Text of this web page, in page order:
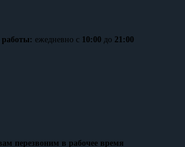
работы: ежедневно с 10:00 до 21:00
перезвоним в рабочее время